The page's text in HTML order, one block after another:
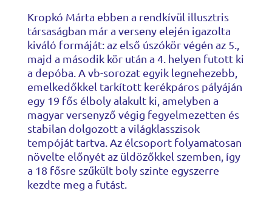
Kropkó Márta ebben a rendkívül illusztris
társaságban már a verseny elején igazolta
kiváló formáját: az első úszókör végén az 5.,
majd a második kör után a 4. helyen futott ki
a depóba. A vb-sorozat egyik legnehezebb,
emelkedőkkel tarkított kerékpáros pályáján
egy 19 fős élboly alakult ki, amelyben a
magyar versenyző végig fegyelmezetten és
stabilan dolgozott a világklasszisok
tempóját tartva. Az élcsoport folyamatosan
növelte előnyét az üldözőkkel szemben, így
a 18 fősre szűkült boly szinte egyszerre
kezdte meg a futást.